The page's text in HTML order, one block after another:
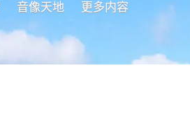
音像天地 更多内容